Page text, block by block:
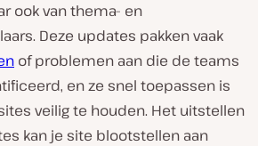
ook van thema- en
Deze updates pakken vaak
of problemen aan die de teams
en ze snel toepassen is
veilig te houden. Het uitstellen
kan je site blootstellen aan